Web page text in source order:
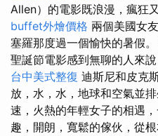
Allen）的電影既浪漫，瘋狂
buffet外燴價格 兩個美國女
塞羅那度過一個愉快的暑假
聖誕節電影感到無聊的人來
台中美式整復 迪斯尼和皮克
放，水，水，地球和空氣並排
速，火熱的年輕女子的相遇
趣，開朗，寬鬆的傢伙，從